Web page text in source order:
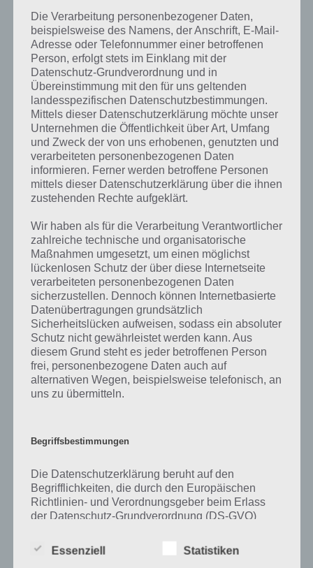
Kurze Begriffserklärung zur Lösung
Fahrrad
Fahrrad ist die Lösung für das tägliche Rätsel am 19.11.2022 in 4
Bilder 1 Wort, doch welche Bedeutung hat dieses eigentlich und was
handelt es sich hierbei um eine interessante Erfindung? Zu
bestimmten Lösungen präsentieren wir daher auch immer eine
kurze Begriffserklärung!
Zu Fahrrad haben wir zunächst keine weiteren Informationen parat!
Auf WhatsApp teilen Teilen auf Facebook
Tweet auf Twitter
Die Verarbeitung personenbezogener Daten,
beispielsweise des Namens, der Anschrift, E-Mail-
Adresse oder Telefonnummer einer betroffenen
Person, erfolgt stets im Einklang mit der
Datenschutz-Grundverordnung und in
Übereinstimmung mit den für uns geltenden
landesspezifischen Datenschutzbestimmungen.
Mittels dieser Datenschutzerklärung möchte unser
Unternehmen die Öffentlichkeit über Art, Umfang
und Zweck der von uns erhobenen, genutzten und
verarbeiteten personenbezogenen Daten
informieren. Ferner werden betroffene Personen
mittels dieser Datenschutzerklärung über die ihnen
zustehenden Rechte aufgeklärt.
Wir haben als für die Verarbeitung Verantwortlicher
zahlreiche technische und organisatorische
Maßnahmen umgesetzt, um einen möglichst
lückenlosen Schutz der über diese Internetseite
verarbeiteten personenbezogenen Daten
sicherzustellen. Dennoch können Internetbasierte
Datenübertragungen grundsätzlich
Sicherheitslücken aufweisen, sodass ein absoluter
Schutz nicht gewährleistet werden kann. Aus
diesem Grund steht es jeder betroffenen Person
frei, personenbezogene Daten auch auf
alternativen Wegen, beispielsweise telefonisch, an
uns zu übermitteln.
Begriffsbestimmungen
Die Datenschutzerklärung beruht auf den
Begrifflichkeiten, die durch den Europäischen
Richtlinien- und Verordnungsgeber beim Erlass
der Datenschutz-Grundverordnung (DS-GVO)
soll sowohl für die Öffentlichkeit als auch für
unsere Kunden und Geschäftspartner einfach
Essenziell Statistiken